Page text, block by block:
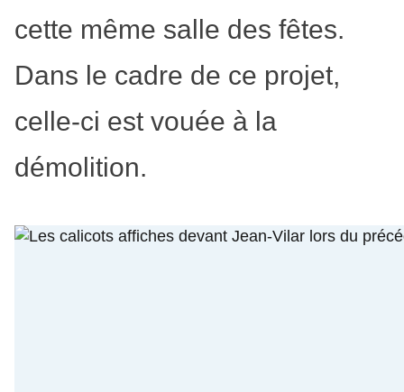
cette même salle des fêtes.
Dans le cadre de ce projet,
celle-ci est vouée à la
démolition.